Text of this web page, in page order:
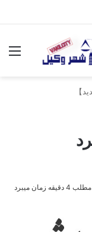
زمان میبرد